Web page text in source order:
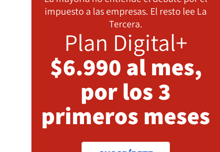
impuesto a las empresas. El resto lee La
Tercera.
Plan Digital+
$6.990 al mes,
por los 3
primeros meses